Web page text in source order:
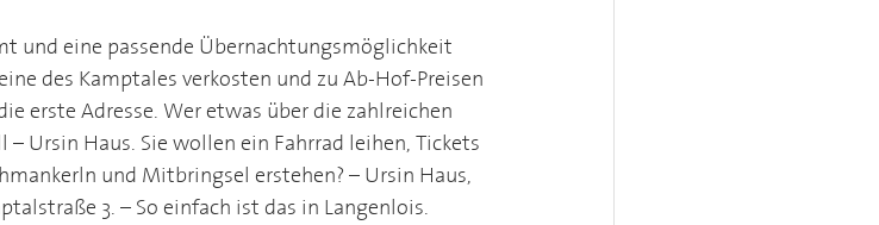
und eine passende Übernachtungsmöglichkeit
des Kamptales verkosten und zu Ab-Hof-Preisen
erste Adresse. Wer etwas über die zahlreichen
Ursin Haus. Sie wollen ein Fahrrad leihen, Tickets
und Mitbringsel erstehen? – Ursin Haus,
3. – So einfach ist das in Langenlois.